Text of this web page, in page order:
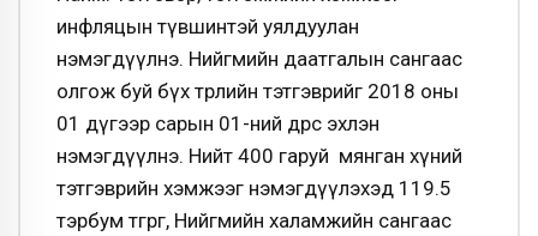
инфляцын түвшинтэй уялдуулан
нэмэгдүүлнэ. Нийгмийн даатгалын сангаас
олгож буй бүх төрлийн тэтгэврийг 2018 оны
01 дүгээр сарын 01-ний өдрөөс эхлэн
нэмэгдүүлнэ. Нийт 400 гаруй мянган хүний
тэтгэврийн хэмжээг нэмэгдүүлэхэд 119.5
тэрбум төгрөг, Нийгмийн халамжийн сангаас